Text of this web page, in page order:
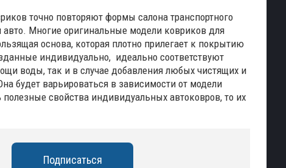
точно повторяют формы салона транспортного
авто. Многие оригинальные модели ковриков для
основа, которая плотно прилегает к покрытию
индивидуально, идеально соответствуют
воды, так и в случае добавления любых чистящих и
будет варьироваться в зависимости от модели
полезные свойства индивидуальных автоковров, то их